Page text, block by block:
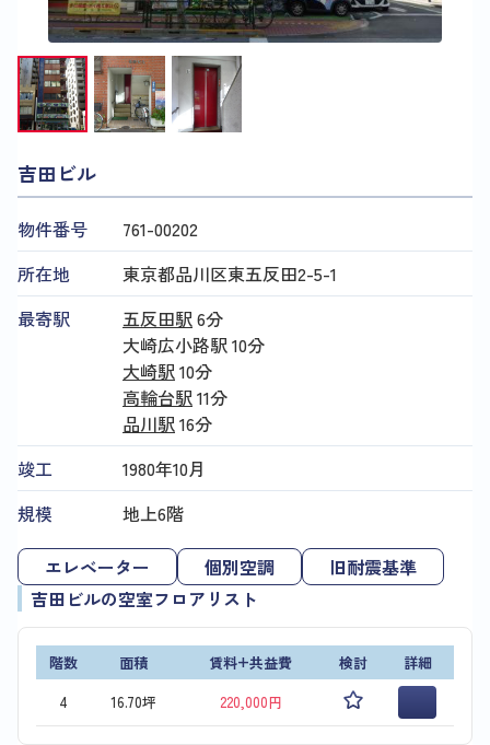
吉田ビル
物件番号
761​-​00202
所在地
東京都品川区東五反田2-5-1
最寄駅
五反田駅6分
大崎広小路駅10分
大崎駅10分
高輪台駅11分
品川駅16分
竣工
1980年10月
規模
地上6階
エレベーター 個別空調
旧耐震基準
吉田ビルの空室フロアリスト
階数 面積 賃料+共益費 検討
詳細
4
16.70坪 220,000円